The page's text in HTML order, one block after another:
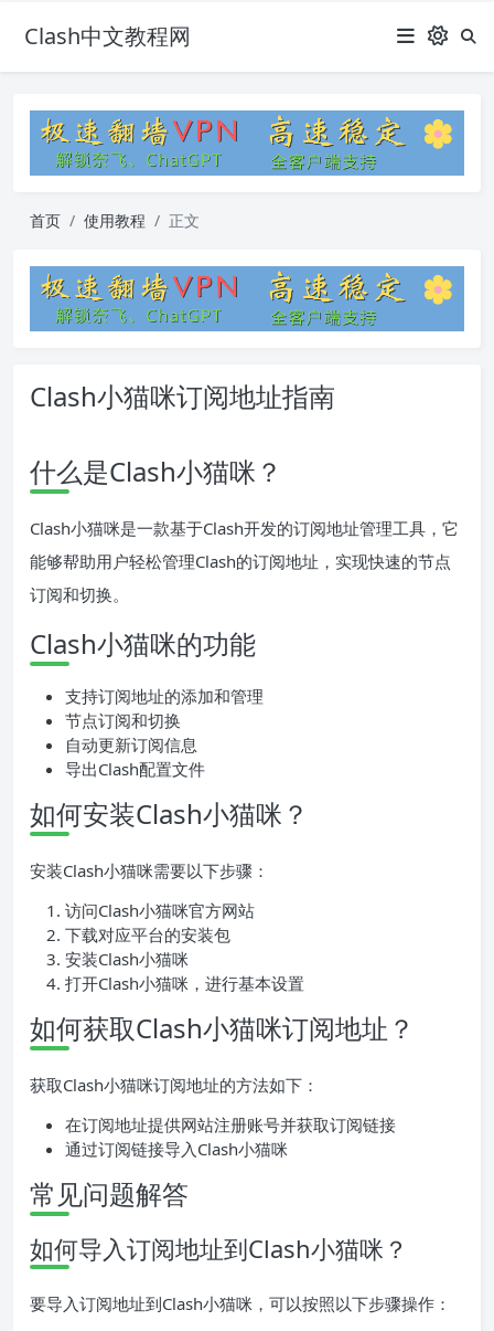
Clash中文教程网
首页 使用教程 正文
Clash小猫咪订阅地址指南
什么是Clash小猫咪？
Clash小猫咪是一款基于Clash开发的订阅地址管理工具，它
能够帮助用户轻松管理Clash的订阅地址，实现快速的节点
订阅和切换。
Clash小猫咪的功能
支持订阅地址的添加和管理
节点订阅和切换
自动更新订阅信息
导出Clash配置文件
如何安装Clash小猫咪？
安装Clash小猫咪需要以下步骤：
访问Clash小猫咪官方网站
下载对应平台的安装包
安装Clash小猫咪
打开Clash小猫咪，进行基本设置
如何获取Clash小猫咪订阅地址？
获取Clash小猫咪订阅地址的方法如下：
在订阅地址提供网站注册账号并获取订阅链接
通过订阅链接导入Clash小猫咪
常见问题解答
如何导入订阅地址到Clash小猫咪？
要导入订阅地址到Clash小猫咪，可以按照以下步骤操作：